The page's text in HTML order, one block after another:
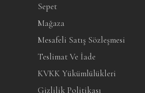
Sepet
Mağaza
Mesafeli Satış Sözleşmesi
Teslimat Ve İade
KVKK Yükümlülükleri
Gizlilik Politikası